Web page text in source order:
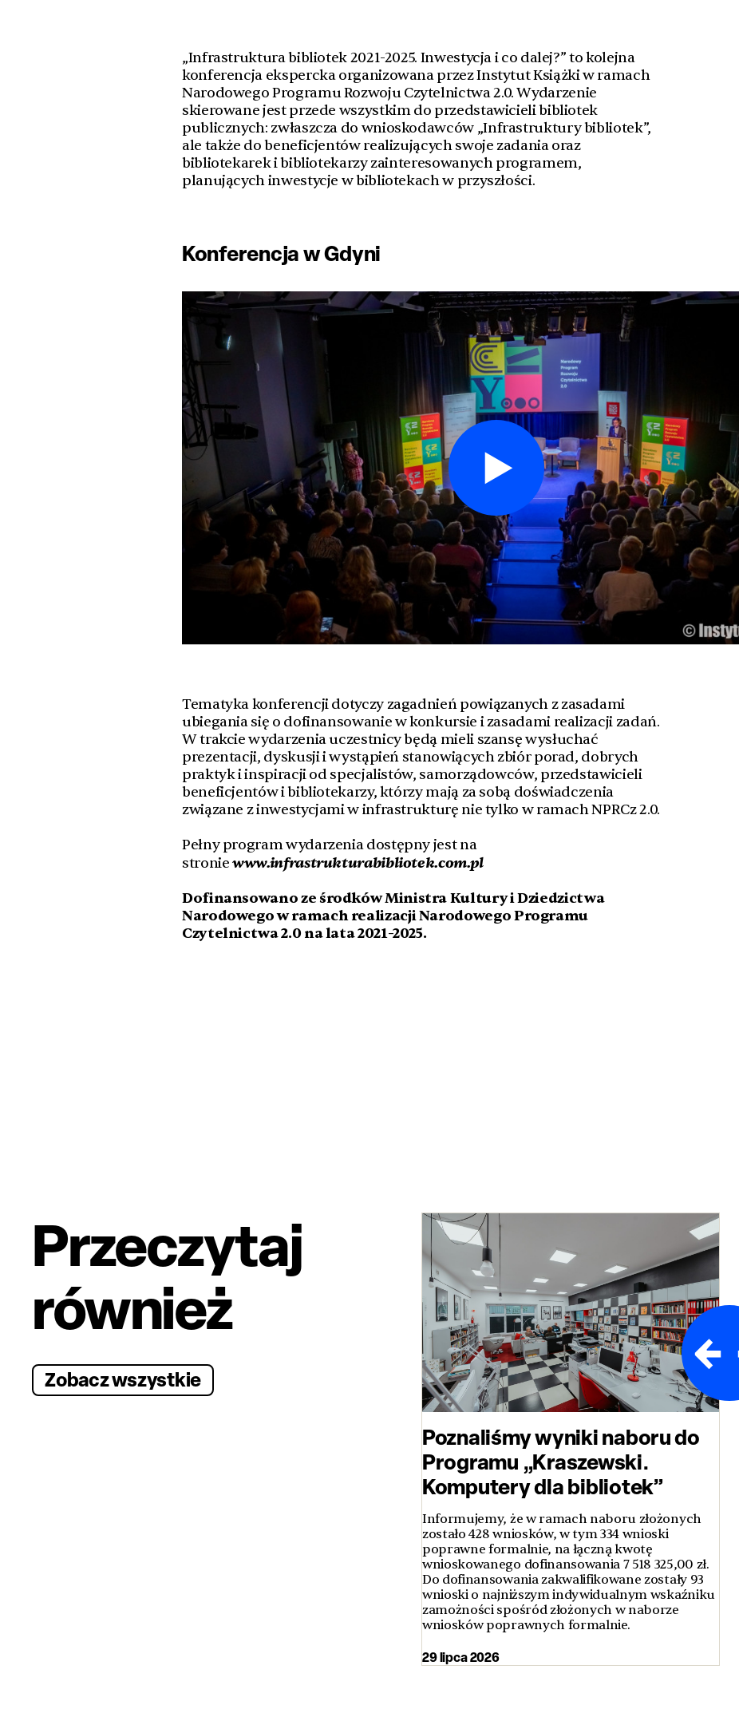
„Infrastruktura bibliotek 2021-2025. Inwestycja i co dalej?” to kolejna
konferencja ekspercka organizowana przez Instytut Książki w ramach
Narodowego Programu Rozwoju Czytelnictwa 2.0. Wydarzenie
skierowane jest przede wszystkim do przedstawicieli bibliotek
publicznych: zwłaszcza do wnioskodawców „Infrastruktury bibliotek”,
ale także do beneficjentów realizujących swoje zadania oraz
bibliotekarek i bibliotekarzy zainteresowanych programem,
planujących inwestycje w bibliotekach w przyszłości.
Konferencja w Gdyni
Tematyka konferencji dotyczy zagadnień powiązanych z zasadami
ubiegania się o dofinansowanie w konkursie i zasadami realizacji zadań.
W trakcie wydarzenia uczestnicy będą mieli szansę wysłuchać
prezentacji, dyskusji i wystąpień stanowiących zbiór porad, dobrych
praktyk i inspiracji od specjalistów, samorządowców, przedstawicieli
beneficjentów i bibliotekarzy, którzy mają za sobą doświadczenia
związane z inwestycjami w infrastrukturę nie tylko w ramach NPRCz 2.0.
Pełny program wydarzenia dostępny jest na
stroniewww.infrastrukturabibliotek.com.pl
Dofinansowano ze środków Ministra Kultury i Dziedzictwa
Narodowego w ramach realizacji Narodowego Programu
Czytelnictwa 2.0 na lata 2021-2025.
Przeczytaj
również
Zobacz wszystkie
Poznaliśmy wyniki naboru do
Programu „Kraszewski.
Komputery dla bibliotek”
Informujemy, że w ramach naboru złożonych
zostało 428 wniosków, w tym 334 wnioski
poprawne formalnie, na łączną kwotę
wnioskowanego dofinansowania 7 518 325,00 zł.
Do dofinansowania zakwalifikowane zostały 93
wnioski o najniższym indywidualnym wskaźniku
zamożności spośród złożonych w naborze
wniosków poprawnych formalnie.
29 lipca 2026